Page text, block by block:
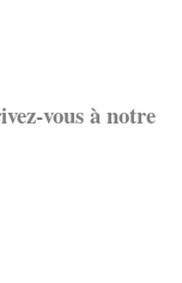
vous à notre